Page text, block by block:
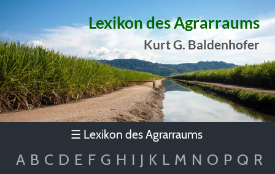
Lexikon des Agrarraums
Kurt G. Baldenhofer
☰ Lexikon des Agrarraums
A B C D E F G H I J K L M N O P Q R